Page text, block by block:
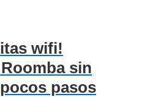
wifi!
sin
pasos